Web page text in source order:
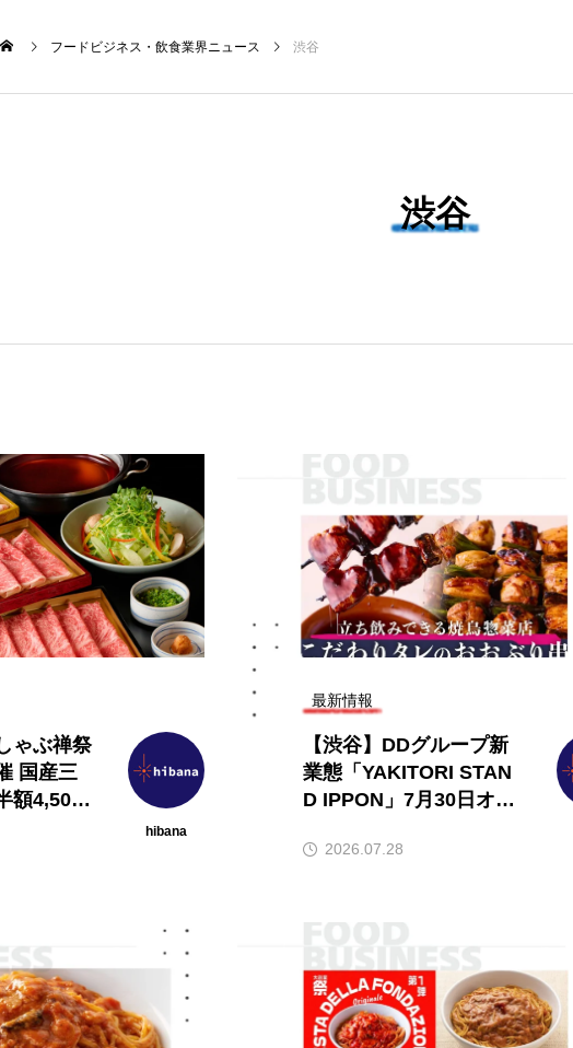
】注目の飲食店フラ
ランド特集｜これか
すめFC10選
【hibana編集部注目！】飲食店経
営＆フードビジネス専用の商品・
サービス紹介｜2026年7月版
2026.07.06
フードビジネス・飲食業界ニュース 渋谷
渋谷
ゃぶ禅祭
国産三
額4,500
hibana
最新情報
【渋谷】DDグループ新
業態「YAKITORI STAN
D IPPON」7月30日オー
れ焼鳥を提供
2026.07.28